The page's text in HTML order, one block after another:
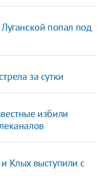
попал под
за сутки
избили
Клых выступили с